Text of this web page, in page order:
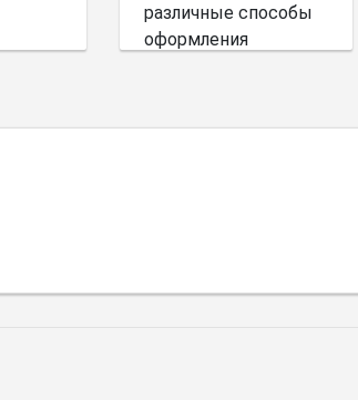
различные способы
оформления